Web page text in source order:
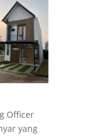
Officer
yang